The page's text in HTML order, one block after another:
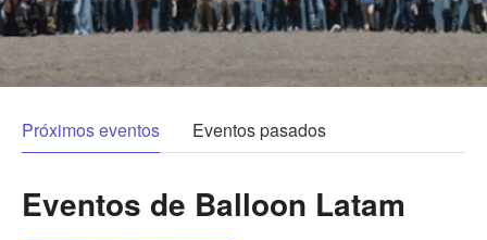
Próximos eventos Eventos pasados
Eventos de Balloon Latam